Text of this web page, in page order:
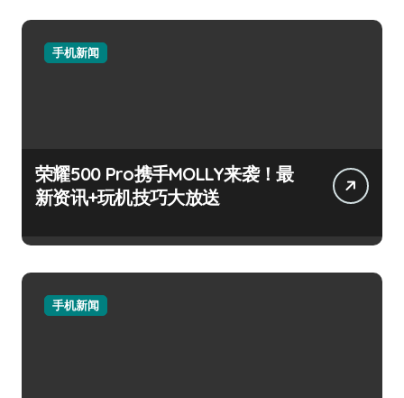
手机新闻
荣耀500 Pro携手MOLLY来袭！最
新资讯+玩机技巧大放送
手机新闻